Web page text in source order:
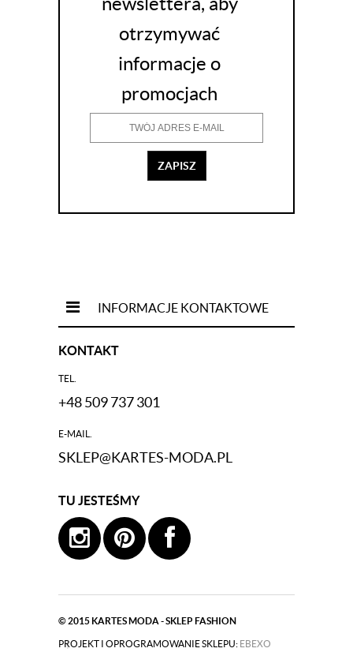
otrzymywać
informacje o
promocjach
ZAPISZ
INFORMACJE KONTAKTOWE
KONTAKT
TEL.
+48 509 737 301
E-MAIL.
SKLEP@KARTES-MODA.PL
TU JESTEŚMY
© 2015 KARTES MODA - SKLEP FASHION
|
PROJEKT I OPROGRAMOWANIE SKLEPU: EBEXO